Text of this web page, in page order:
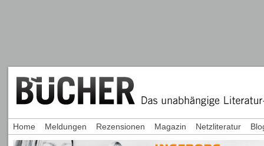
Home Meldungen Rezensionen Magazin Netzliteratur